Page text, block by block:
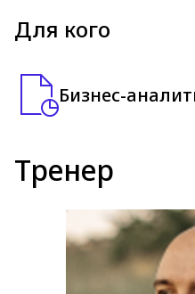
Для кого
Бизнес-
Тренер